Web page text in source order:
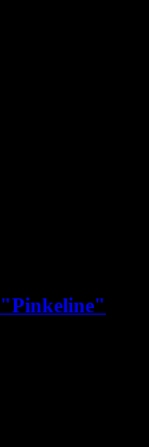
"Pinkeline"